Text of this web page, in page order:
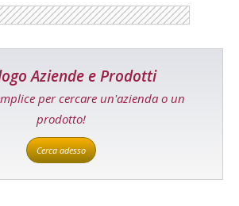
Aziende e Prodotti
per cercare un'azienda o un
prodotto!
Cerca adesso